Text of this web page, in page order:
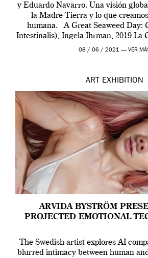
y Eduardo Navarro. Una visión
la Madre Tierra y lo que
humana. A Great Seaweed Day:
Intestinalis), Ingela Ihrman, 2019 La
Madrid y la Wellcome
08 / 06 / 2021 — VER
ART EXHIBITION
ARVIDA BYSTRÖM
PROJECTED EMOTIONAL
The Swedish artist explores AI
blurred intimacy between human